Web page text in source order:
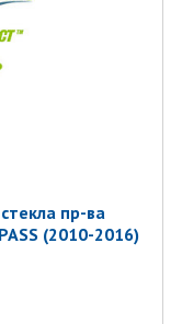
пр-ва
(2010-2016)